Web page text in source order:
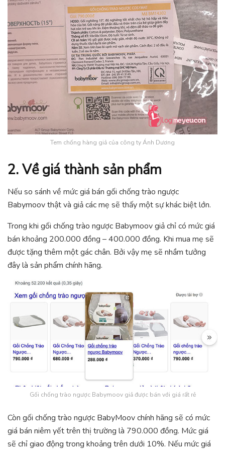
Tem chống hàng giả của công ty Ánh Dương
2. Về giá thành sản phẩm
Nếu so sánh về mức giá bán gối chống trào ngược
Babymoov thật và giả các mẹ sẽ thấy một sự khác biệt lớn.
Trong khi gối chống trào ngược Babymoov giả chỉ có mức giá
bán khoảng 200.000 đồng – 400.000 đồng. Khi mua mẹ sẽ
được tặng thêm một gác chân. Bởi vậy mẹ sẽ nhầm tưởng
đây là sản phẩm chính hãng.
Gối chống trào ngược Babymoov giả được bán với giá rất rẻ
Còn gối chống trào ngược BabyMoov chính hãng sẽ có mức
giá bán niêm yết trên thị trường là 790.000 đồng. Mức giá
sẽ chỉ giao động trong khoảng trên dưới 10%. Nếu mức giá